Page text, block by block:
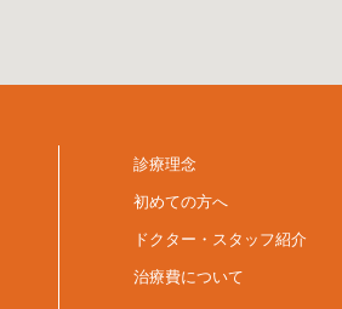
診療理念
初めての方へ
ドクター・スタッフ紹介
治療費について